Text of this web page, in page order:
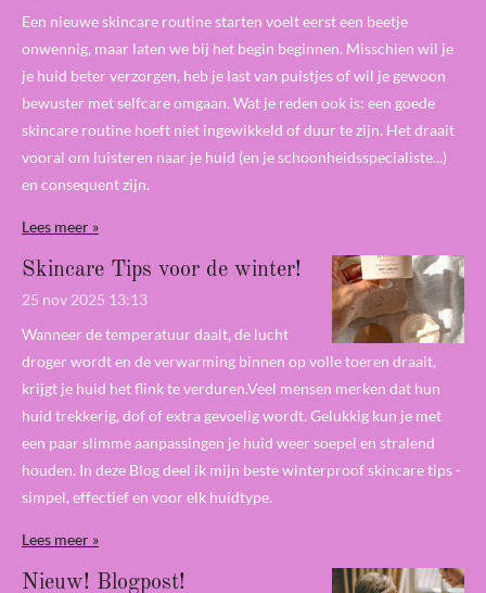
Een nieuwe skincare routine starten voelt eerst een beetje
onwennig, maar laten we bij het begin beginnen. Misschien wil je
je huid beter verzorgen, heb je last van puistjes of wil je gewoon
bewuster met selfcare omgaan. Wat je reden ook is: een goede
skincare routine hoeft niet ingewikkeld of duur te zijn. Het draait
vooral om luisteren naar je huid (en je schoonheidsspecialiste...)
en consequent zijn.
Lees meer »
Skincare Tips voor de winter!
25 nov 2025 13:13
Wanneer de temperatuur daalt, de lucht
droger wordt en de verwarming binnen op volle toeren draait,
krijgt je huid het flink te verduren.Veel mensen merken dat hun
huid trekkerig, dof of extra gevoelig wordt. Gelukkig kun je met
een paar slimme aanpassingen je huid weer soepel en stralend
houden. In deze Blog deel ik mijn beste winterproof skincare tips -
simpel, effectief en voor elk huidtype.
Lees meer »
Nieuw! Blogpost!